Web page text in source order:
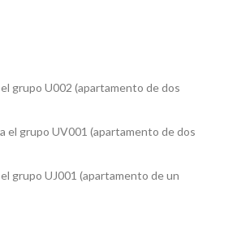
grupo U002 (apartamento de dos
el grupo UV001 (apartamento de dos
grupo UJ001 (apartamento de un